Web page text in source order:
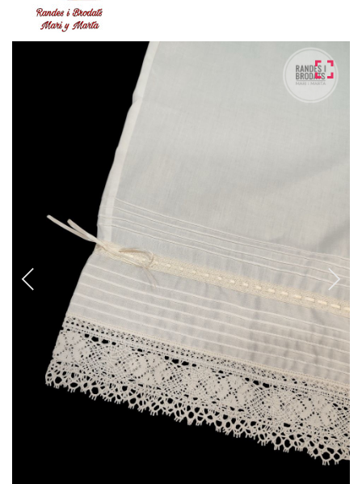
Flor de Azahar
Medias
CANCANES Y ENAGUAS
Margarita Vercher
Alicante y Castellón
Ropa Interior
ENCAJES Y BORDADOS